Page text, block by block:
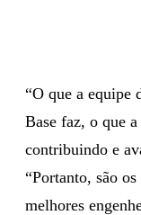
“O que a equipe
Base faz, o que
contribuindo e
“Portanto, são
melhores